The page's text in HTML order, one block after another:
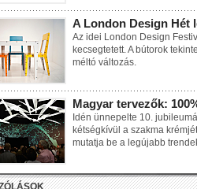
A London Design Hét
Az idei London Design
kecsegtetett. A bútorok
méltó változás.
Magyar tervezők:
Idén ünnepelte 10.
kétségkívül a szakma
mutatja be a legújabb